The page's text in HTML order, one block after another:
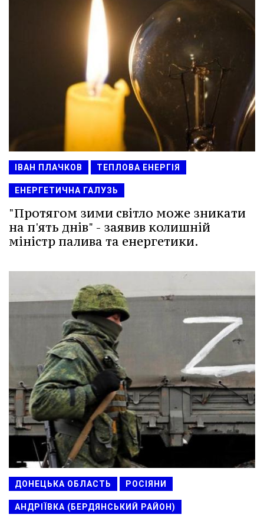
ІВАН ПЛАЧКОВ ТЕПЛОВА ЕНЕРГІЯ
ЕНЕРГЕТИЧНА ГАЛУЗЬ
"Протягом зими світло може зникати
на п'ять днів" - заявив колишній
міністр палива та енергетики.
ДОНЕЦЬКА ОБЛАСТЬ РОСІЯНИ
АНДРІЇВКА (БЕРДЯНСЬКИЙ РАЙОН)